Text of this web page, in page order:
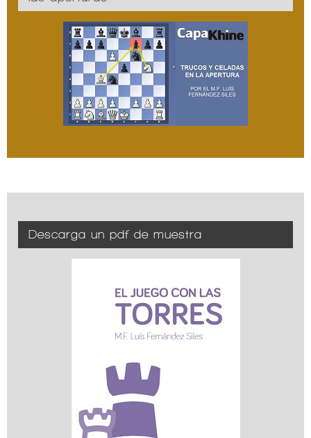
Descarga un pdf de muestra